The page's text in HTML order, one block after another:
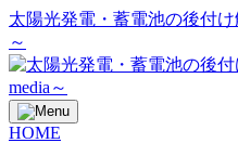
太陽光発電・蓄電池の後付
～
HOME